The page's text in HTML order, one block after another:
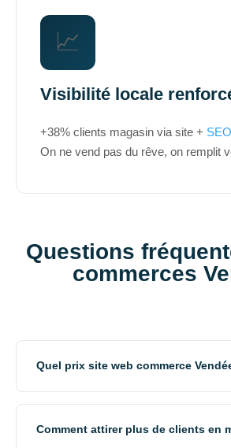
📈
Visibilité locale
+38% clients magasin via site +
On ne vend pas du rêve, on remplit
Questions
commerces
Quel prix site web commerce
produits, plan d'accès, SEO local.
Comment attirer plus de clients en